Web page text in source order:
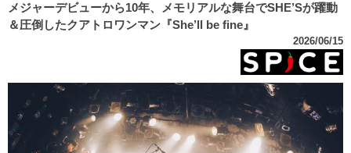
メジャーデビューから10年、メモリアルな舞台でSHE’Sが躍動
＆圧倒したクアトロワンマン『She’ll be fine』
2026/06/15